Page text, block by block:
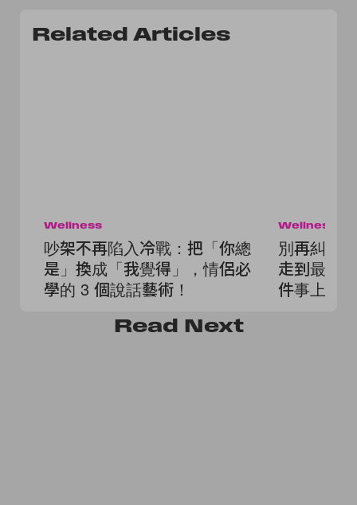
Related Articles
Wellness
吵架不再陷入冷戰：把「你總
是」換成「我覺得」，情侶必
學的 3 個說話藝術！
Wellness
別再糾結
走到最後
件事上超
Read Next